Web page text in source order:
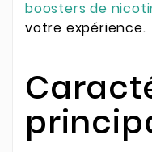
boosters de
votre expérience.